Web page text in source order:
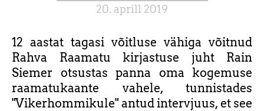
20. aprill 2019
12 aastat tagasi võitluse vähiga võitnud
Rahva Raamatu kirjastuse juht Rain
Siemer otsustas panna oma kogemuse
raamatukaante vahele, tunnistades
"Vikerhommikule" antud intervjuus, et see